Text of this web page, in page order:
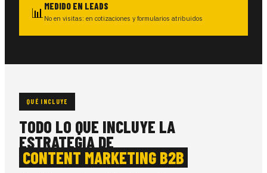
📊MEDIDO EN LEADS
No en visitas: en cotizaciones y formularios atribuidos
QUÉ INCLUYE
TODO LO QUE INCLUYE LA
ESTRATEGIA DE
CONTENT MARKETING B2B